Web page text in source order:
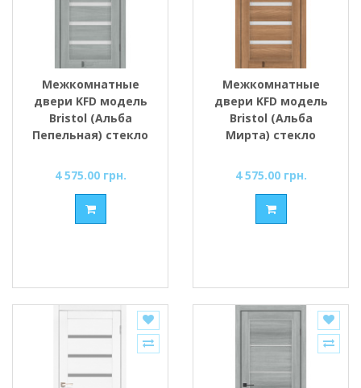
Межкомнатные
двери KFD модель
Bristol (Альба
Пепельная) стекло
4 575.00 грн.
Межкомнатные
двери KFD модель
Bristol (Альба
Мирта) стекло
4 575.00 грн.